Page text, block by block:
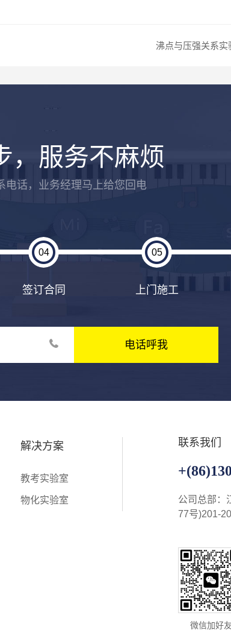
沸点与压强关系实
，服务不麻烦
电话，业务经理马上给您回电
04
签订合同
05
上门施工
电话呼我
解决方案
教考实验室
物化实验室
联系我们
公司总部：
77号)201-
微信加好友